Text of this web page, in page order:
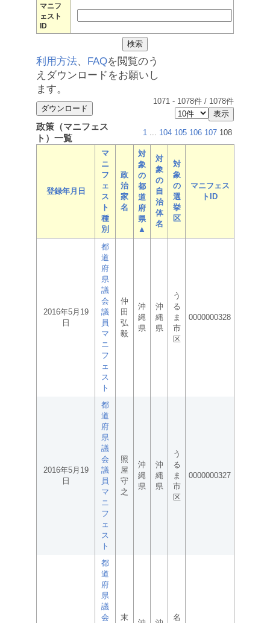
マニフ
ェスト
ID
利用方法、 FAQを閲覧のう
えダウンロードをお願いし
ます。
1071 - 1078件 / 1078件
政策（マニフェス
ト）一覧
1 ... 104 105 106 107 108
登録年月日
マ
ニ
フ
ェ
ス
ト
種
別
政
治
家
名
対
象
の
都
道
府
県
▲
対
象
の
自
治
体
名
対
象
の
選
挙
区
マニフェス
トID
2016年5月19
日
都
道
府
県
議
会
議
員
マ
ニ
フ
ェ
ス
ト
仲
田
弘
毅
沖
縄
県
沖
縄
県
う
る
ま
市
区
0000000328
2016年5月19
日
都
道
府
県
議
会
議
員
マ
ニ
フ
ェ
ス
ト
照
屋
守
之
沖
縄
県
沖
縄
県
う
る
ま
市
区
0000000327
都
道
府
県
議
会
末 名